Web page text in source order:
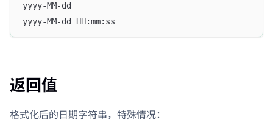
yyyy-MM-dd
yyyy-MM-dd HH:mm:ss
返回值
格式化后的日期字符串，特殊情况：